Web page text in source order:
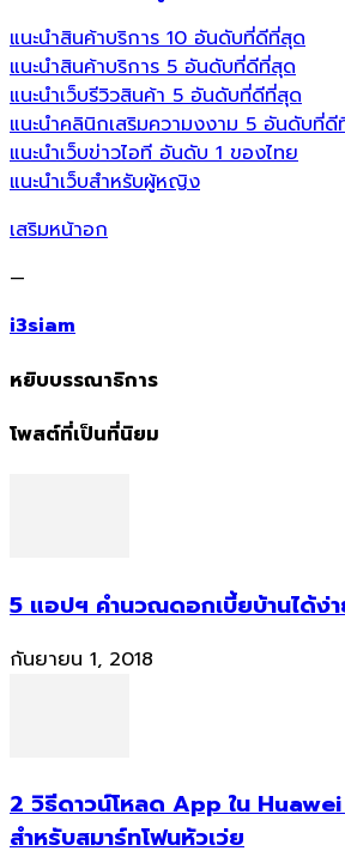
แนะนำสินค้าบริการ 10 อันดับที่ดีที่สุด
แนะนำสินค้าบริการ 5 อันดับที่ดีที่สุด
แนะนำเว็บรีวิวสินค้า 5 อันดับที่ดีที่สุด
แนะนำคลินิกเสริมความงงาม 5 อันดับที่
แนะนำเว็บข่าวไอที อันดับ 1 ของไทย
แนะนำเว็บสำหรับผู้หญิง
เสริมหน้าอก
—
i3siam
หยิบบรรณาธิการ
โพสต์ที่เป็นที่นิยม
5 แอปฯ คำนวณดอกเบี้ยบ้านได้ง่
กันยายน 1, 2018
2 วิธีดาวน์โหลด App ใน
สำหรับสมาร์ทโฟนหัวเว่ย